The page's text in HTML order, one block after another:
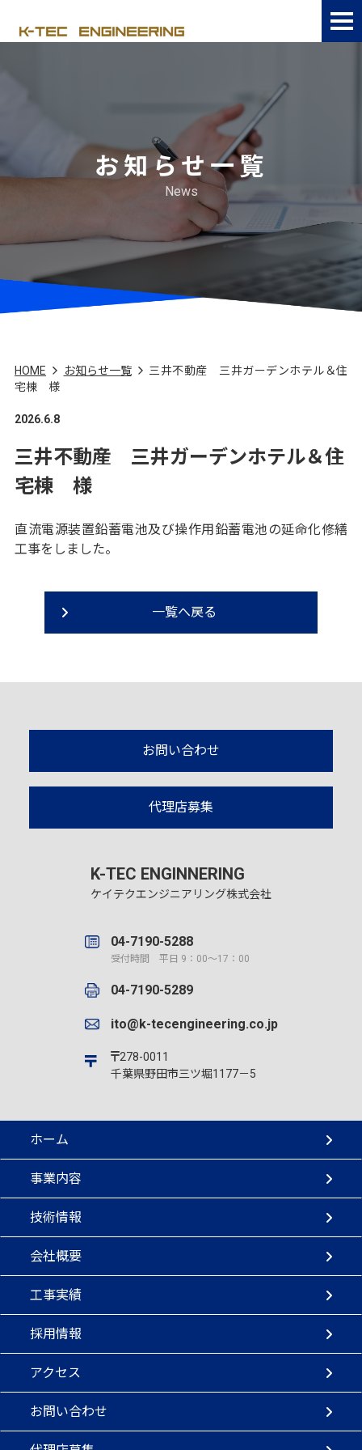
お知らせ一覧
News
HOME お知らせ一覧
三井不動産 三井ガーデンホテル＆住
宅棟 様
2026.6.8
三井不動産 三井ガーデンホテル＆住
宅棟 様
直流電源装置鉛蓄電池及び操作用鉛蓄電池の延命化修繕
工事をしました。
一覧へ戻る
04-7190-5288
受付時間 平日 9：00～17：00
04-7190-5289
ito@k-tecengineering.co.jp
278-0011
千葉県野田市三ツ堀1177－5
K-TEC ENGINNERING
ケイテクエンジニアリング株式会社
お問い合わせ
代理店募集
ホーム
事業内容
技術情報
会社概要
工事実績
採用情報
アクセス
お問い合わせ